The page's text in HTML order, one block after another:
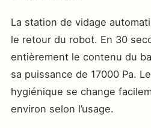
La station de vidage
le retour du robot. En 30
entièrement le contenu du
sa puissance de 17000 Pa.
hygiénique se change
environ selon l’usage.